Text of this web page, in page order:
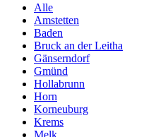
Alle
Amstetten
Baden
Bruck an der Leitha
Gänserndorf
Gmünd
Hollabrunn
Horn
Korneuburg
Krems
Melk